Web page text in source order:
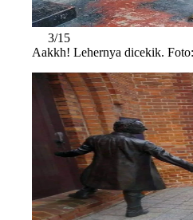
3/15
Aakkh! Lehernya dicekik.